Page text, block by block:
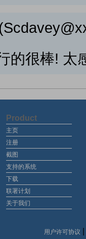
的很棒! 太
Product
主页
注册
截图
支持的系统
下载
联署计划
关于我们
用户许可协议